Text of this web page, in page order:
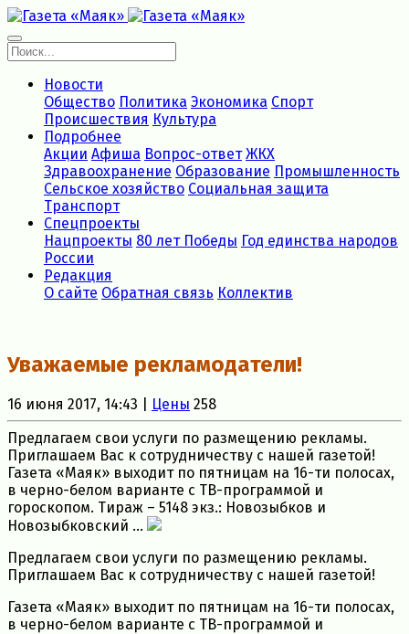
Новости
Общество Политика Экономика Спорт
Происшествия Культура
Подробнее
Акции Афиша Вопрос-ответ ЖКХ
Здравоохранение Образование Промышленность
Сельское хозяйство Социальная защита
Транспорт
Спецпроекты
Нацпроекты 80 лет Победы Год единства народов
России
Редакция
О сайте Обратная связь Коллектив
Уважаемые рекламодатели!
16 июня 2017, 14:43 | Цены 258
Предлагаем свои услуги по размещению рекламы.
Приглашаем Вас к сотрудничеству с нашей газетой!
Газета «Маяк» выходит по пятницам на 16-ти полосах,
в черно-белом варианте с ТВ-программой и
гороскопом. Тираж – 5148 экз.: Новозыбков и
Новозыбковский ...
Предлагаем свои услуги по размещению рекламы.
Приглашаем Вас к сотрудничеству с нашей газетой!
Газета «Маяк» выходит по пятницам на 16-ти полосах,
в черно-белом варианте с ТВ-программой и